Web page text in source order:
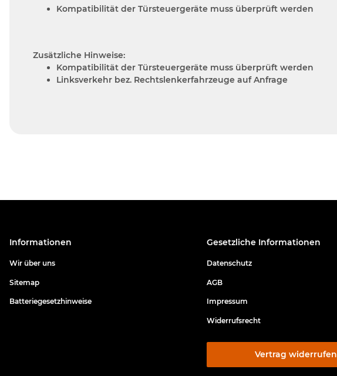
Kompatibilität der Türsteuergeräte muss überprüft werden
Zusätzliche Hinweise:
Kompatibilität der Türsteuergeräte muss überprüft werden
Linksverkehr bez. Rechtslenkerfahrzeuge auf Anfrage
Informationen
Wir über uns
Sitemap
Batteriegesetzhinweise
Gesetzliche Informationen
Datenschutz
AGB
Impressum
Widerrufsrecht
Vertrag widerrufen